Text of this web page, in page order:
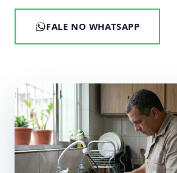
FALE NO WHATSAPP